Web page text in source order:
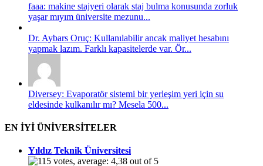
faaa: makine stajyeri olarak staj bulma konusunda zorluk
yaşar mıyım üniversite mezunu...
Dr. Aybars Oruç: Kullanılabilir ancak maliyet hesabını
yapmak lazım. Farklı kapasitelerde var. Ör...
Diversey: Evaporatör sistemi bir yerleşim yeri için su
eldesinde kulkanılır mı? Mesela 500...
EN İYİ ÜNİVERSİTELER
Yıldız Teknik Üniversitesi